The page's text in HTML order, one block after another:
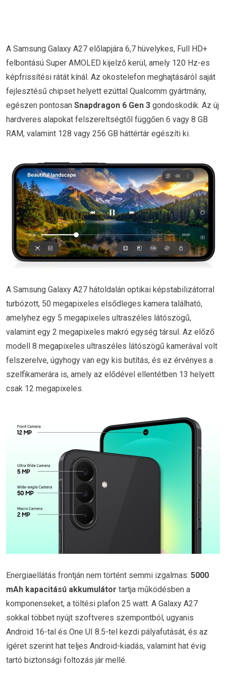
A Samsung Galaxy A27 előlapjára 6,7 hüvelykes, Full HD+
felbontású Super AMOLED kijelző kerül, amely 120 Hz-es
képfrissítési rátát kínál. Az okostelefon meghajtásáról saját
fejlesztésű chipset helyett ezúttal Qualcomm gyártmány,
egészen pontosan Snapdragon 6 Gen 3 gondoskodik. Az új
hardveres alapokat felszereltségtől függően 6 vagy 8 GB
RAM, valamint 128 vagy 256 GB háttértár egészíti ki.
A Samsung Galaxy A27 hátoldalán optikai képstabilizátorral
turbózott, 50 megapixeles elsődleges kamera található,
amelyhez egy 5 megapixeles ultraszéles látószögű,
valamint egy 2 megapixeles makró egység társul. Az előző
modell 8 megapixeles ultraszéles látószögű kamerával volt
felszerelve, úgyhogy van egy kis butítás, és ez érvényes a
szelfikamerára is, amely az elődével ellentétben 13 helyett
csak 12 megapixeles.
Energiaellátás frontján nem történt semmi izgalmas: 5000
mAh kapacitású akkumulátor tartja működésben a
komponenseket, a töltési plafon 25 watt. A Galaxy A27
sokkal többet nyújt szoftveres szempontból, ugyanis
Android 16-tal és One UI 8.5-tel kezdi pályafutását, és az
ígéret szerint hat teljes Android-kiadás, valamint hat évig
tartó biztonsági foltozás jár mellé.